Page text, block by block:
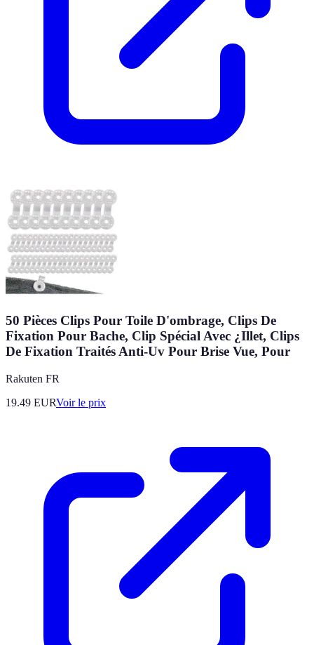
50 Pièces Clips Pour Toile D'ombrage, Clips De
Fixation Pour Bache, Clip Spécial Avec ¿Illet, Clips
De Fixation Traités Anti-Uv Pour Brise Vue, Pour
Rakuten FR
19.49 EURVoir le prix